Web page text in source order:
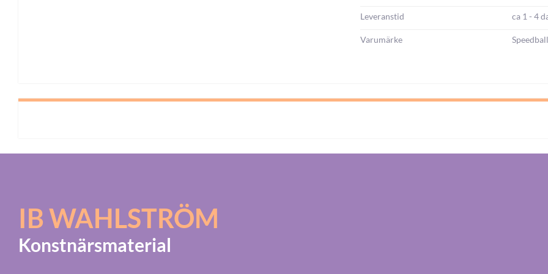
Leveranstid ca 1 - 4
Varumärke Speedball
IB WAHLSTRÖM
Konstnärsmaterial